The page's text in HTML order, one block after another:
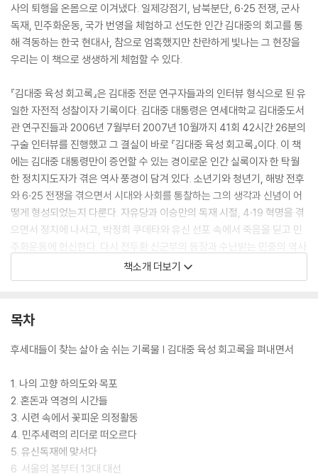
사의 퇴행을 온몸으로 이겨냈다. 일제강점기, 남북분단, 6·25 전쟁, 군사
독재, 민주화운동, 국가 번영을 체험하고 선도한 인간 김대중의 회고를 통
해 격동하는 한국 현대사, 참으로 엄혹했지만 찬란하게 빛나는 그 현장을
우리는 이 책으로 생생하게 체험할 수 있다.
『김대중 육성 회고록』은 김대중 전문 연구자들과의 인터뷰 형식으로 된 유
일한 자전적 성찰이자 기록이다. 김대중 대통령은 연세대학교 김대중도서
관 연구진들과 2006년 7월부터 2007년 10월까지 41회 42시간 26분의
구술 인터뷰를 진행했고 그 결실이 바로 『김대중 육성 회고록』이다. 이 책
에는 김대중 대통령만이 증언할 수 있는 경이로운 인간 실록이자 한 탁월
한 정치지도자가 겪은 역사 풍경이 담겨 있다. 소년기와 청년기, 해방 전후
와 6·25 전쟁을 겪으면서 시대와 사회를 통찰하는 그의 생각과 신념이 어
떻게 형성되었는지 다룬다. 자유당과 이승만의 독재 시절, 4·19 혁명을 겪
으면서 정치에 나서고, 박정희 쿠데타와 유신 선포 속에서 죽음을 딛고 민
주화운동에 헌신한다. 다시 전두환 신군부의 등장과 수난받는 민중의 역사
속에서, 결코 좌절하지 않고 분연히 일어서는 큰 정치인 김대중의 행로는
참으로 경이롭다. 그러나 투옥과 망명을 통해 정치인 김대중의 정치 사상
세계적 지성과의 교류와 토론은 그를 세계적인 정치지도자로 일으켜 세운
택연금 등을 통해 세계평화와 인권에 대한 확고한 이론과 사상으로 무장한
김대중은 참으로 험난한 생애를 살았다. 이 책은 알려지지 않은 이야기를
대거 담고 있다. 민주주의와 정의의 길을 걷는 김대중의 삶은 참으로 놀랍
다. 그의 삶과 이론과 성찰이야말로 세계인들에게 민주주의를 위한 교과서
가 되기에 충분하다. 유학 시절 스티븐 호킹과 이웃일 때 찍었던 사진 등 김
대중도서관이 미공개한 사진 10여 장을 포함한 64장의 역사적 사진이 실
책소개 더보기
목차
후세대들이 찾는 살아 숨 쉬는 기록물 | 김대중 육성 회고록을 펴내면서
1. 나의 고향 하의도와 목포
2. 혼돈과 역경의 시간들
3. 시련 속에서 꽃피운 의정활동
4. 민주세력의 리더로 떠오르다
5. 유신독재에 맞서다
6. 서울의 봄부터 13대 대선